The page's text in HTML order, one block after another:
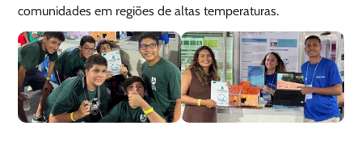
comunidades em regiões de altas temperaturas.